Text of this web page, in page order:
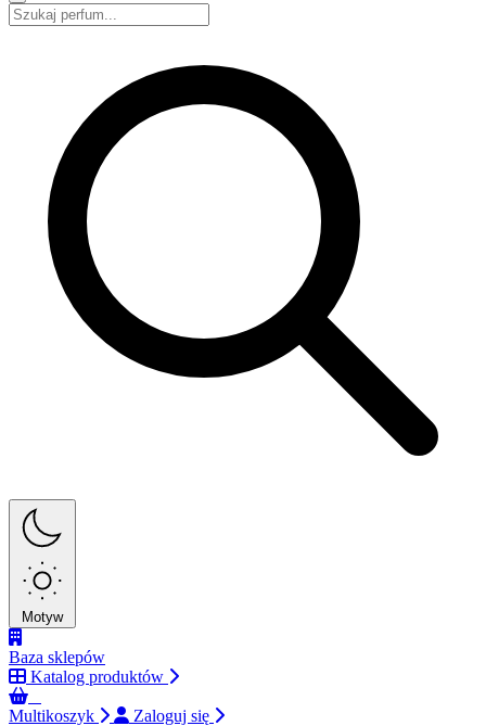
Motyw
Baza sklepów
Katalog produktów
Multikoszyk
Zaloguj się